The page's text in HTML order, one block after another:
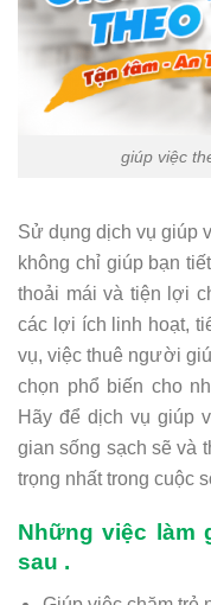
giúp việc
Sử dụng dịch vụ giúp
không chỉ giúp bạn
thoải mái và tiện lợi
các lợi ích linh hoạt,
vụ, việc thuê người
chọn phổ biến cho
Hãy để dịch vụ giúp
gian sống sạch sẽ và
trọng nhất trong cuộc
Những việc làm
sau .